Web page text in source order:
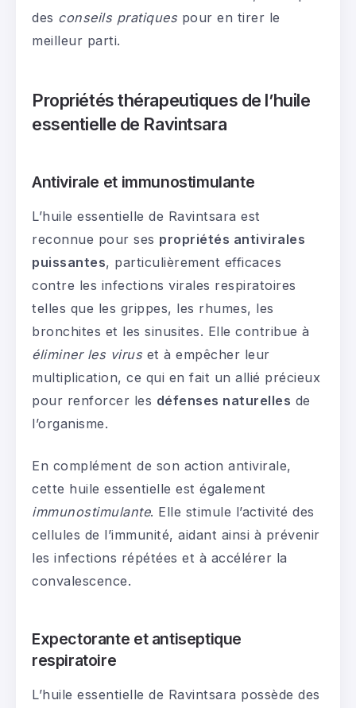
des conseils pratiques pour en tirer le
meilleur parti.
Propriétés thérapeutiques de l’huile
essentielle de Ravintsara
Antivirale et immunostimulante
L’huile essentielle de Ravintsara est
reconnue pour ses propriétés antivirales
puissantes, particulièrement efficaces
contre les infections virales respiratoires
telles que les grippes, les rhumes, les
bronchites et les sinusites. Elle contribue à
éliminer les virus et à empêcher leur
multiplication, ce qui en fait un allié précieux
pour renforcer les défenses naturelles de
l’organisme.
En complément de son action antivirale,
cette huile essentielle est également
immunostimulante. Elle stimule l’activité des
cellules de l’immunité, aidant ainsi à prévenir
les infections répétées et à accélérer la
convalescence.
Expectorante et antiseptique
respiratoire
L’huile essentielle de Ravintsara possède des